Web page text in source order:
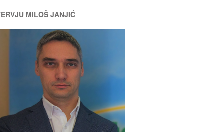
MILOŠ JANJIĆ